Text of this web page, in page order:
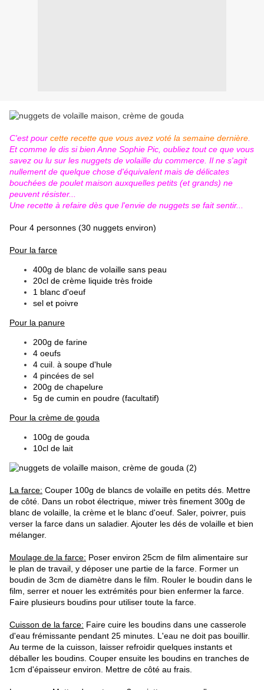
C'est pour cette recette que vous avez voté la semaine dernière
Et comme le dis si bien Anne Sophie Pic, oubliez tout ce que vous
savez ou lu sur les nuggets de volaille du commerce. Il ne s'agit
nullement de quelque chose d'équivalent mais de délicates
bouchées de poulet maison auxquelles petits (et grands) ne
peuvent résister...
Une recette à refaire dès que l'envie de nuggets se fait sentir...
Pour 4 personnes (30 nuggets environ)
Pour la farce
400g de blanc de volaille sans peau
20cl de crème liquide très froide
1 blanc d'oeuf
sel et poivre
Pour la panure
200g de farine
4 oeufs
4 cuil. à soupe d'hule
4 pincées de sel
200g de chapelure
5g de cumin en poudre (facultatif)
Pour la crème de gouda
100g de gouda
10cl de lait
La farce: Couper 100g de blancs de volaille en petits dés. Mettre
de côté. Dans un robot électrique, miwer très finement 300g de
blanc de volaille, la crème et le blanc d'oeuf. Saler, poivrer, puis
verser la farce dans un saladier. Ajouter les dés de volaille et bien
mélanger.
Moulage de la farce: Poser environ 25cm de film alimentaire sur
le plan de travail, y déposer une partie de la farce. Former un
boudin de 3cm de diamètre dans le film. Rouler le boudin dans le
film, serrer et nouer les extrémités pour bien enfermer la farce.
Faire plusieurs boudins pour utiliser toute la farce.
Cuisson de la farce: Faire cuire les boudins dans une casserole
d'eau frémissante pendant 25 minutes. L'eau ne doit pas bouillir.
Au terme de la cuisson, laisser refroidir quelques instants et
déballer les boudins. Couper ensuite les boudins en tranches de
1cm d'épaisseur environ. Mettre de côté au frais.